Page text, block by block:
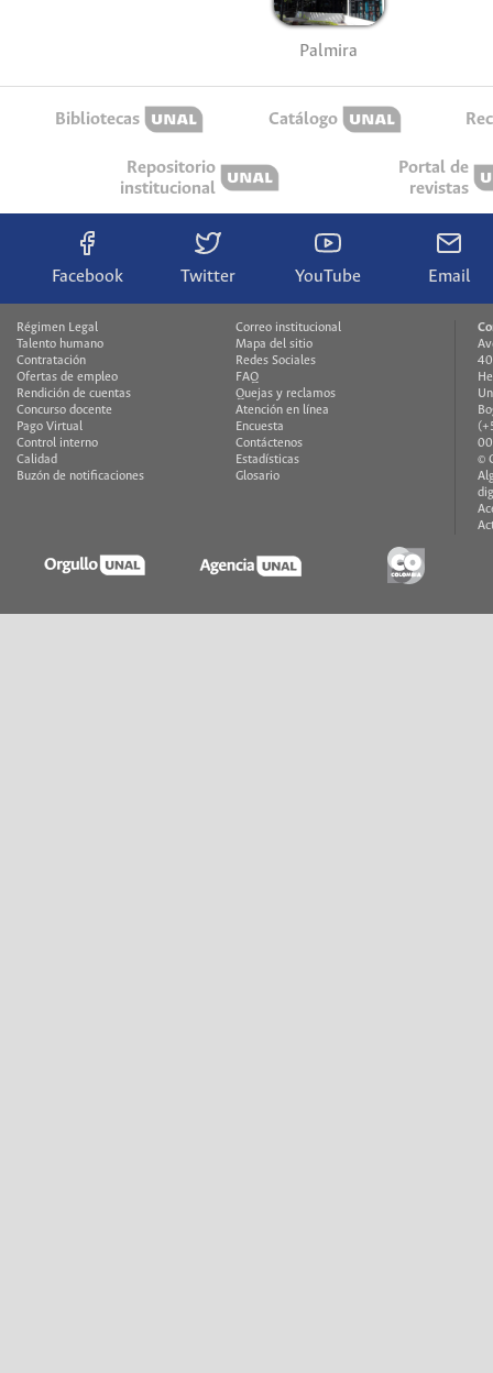
Palmira
Bibliotecas Catálogo
Repositorio
institucional
Portal de
revistas
Facebook Twitter YouTube Email
Régimen Legal
Talento humano
Contratación
Ofertas de empleo
Rendición de cuentas
Concurso docente
Pago Virtual
Control interno
Calidad
Buzón de notificaciones
Correo institucional
Mapa del sitio
Redes Sociales
FAQ
Quejas y reclamos
Atención en línea
Encuesta
Contáctenos
Estadísticas
Glosario
©